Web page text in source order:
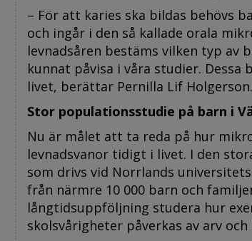
– För att karies ska bildas behövs
och ingår i den så kallade orala
levnadsåren bestäms vilken typ av
kunnat påvisa i våra studier. Dessa
livet, berättar Pernilla Lif Holgerson.
Stor populationsstudie på barn i
Nu är målet att ta reda på hur
levnadsvanor tidigt i livet. I den
som drivs vid Norrlands
från närmre 10 000 barn och
långtidsuppföljning studera hur
skolsvårigheter påverkas av arv